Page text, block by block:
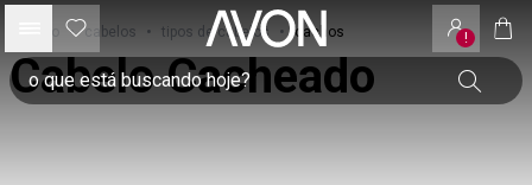
!
• cabelos • tipos de cabelos • cachos
Cabelo Cacheado